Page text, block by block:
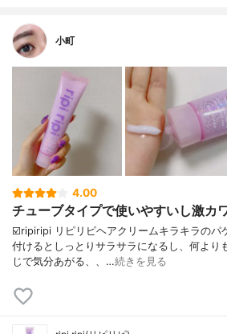
小町
4.00
チューブタイプで使いやすいし激カ
☑️ripiripi リピリピヘアクリームキラキラのパ
付けるとしっとりサラサラになるし、何より
じで気分あがる、、…続きを見る